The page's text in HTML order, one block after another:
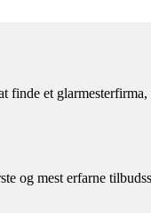
et
og mest erfarne